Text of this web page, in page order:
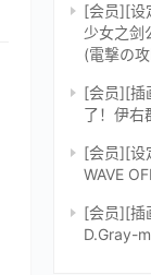
[会员][设
少女之剑
(電撃の
[会员][插
了！伊右
[会员][设
WAVE
[会员][插
D.Gray-